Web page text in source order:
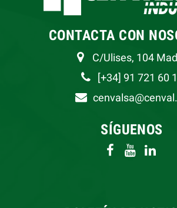
CONTACTA CON
C/Ulises, 104
[+34] 91 721 60
SÍGUENOS